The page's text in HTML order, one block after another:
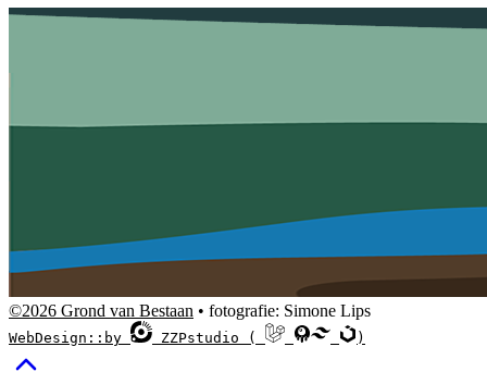
©2026 Grond van Bestaan • fotografie: Simone Lips
WebDesign::by ZZPstudio ( )